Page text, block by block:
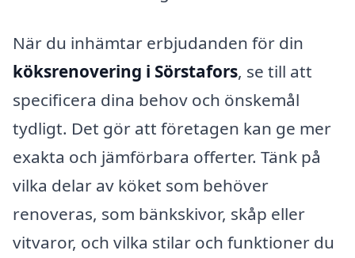
När du inhämtar erbjudanden för din
köksrenovering i Sörstafors, se till att
specificera dina behov och önskemål
tydligt. Det gör att företagen kan ge mer
exakta och jämförbara offerter. Tänk på
vilka delar av köket som behöver
renoveras, som bänkskivor, skåp eller
vitvaror, och vilka stilar och funktioner du